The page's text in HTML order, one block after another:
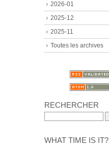
2026-01
2025-12
2025-11
Toutes les archives
RECHERCHER
WHAT TIME IS IT?